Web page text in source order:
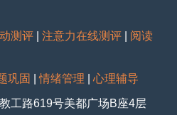
测评 |注意力在线测评
阅读
巩固 |情绪管理 |心理辅导
工路619号美都广场B座4层